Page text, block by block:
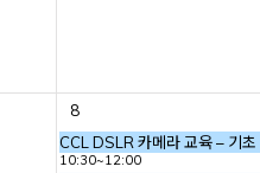
8
CCL DSLR 카메라 교육 – 기
10:30~12:00